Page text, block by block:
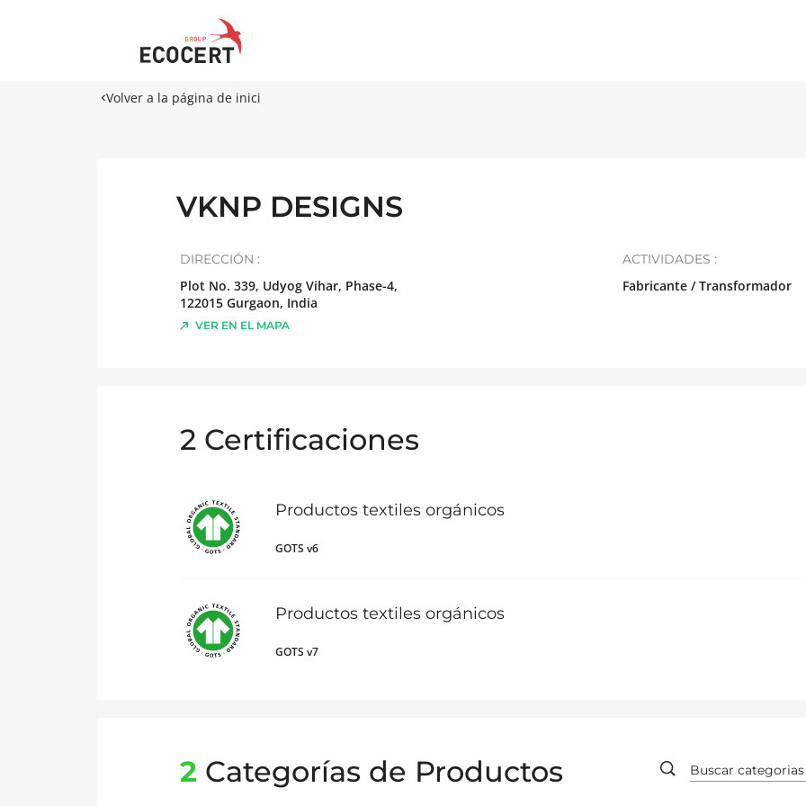
Volver a la página de inici
VKNP DESIGNS
DIRECCIÓN :
Plot No. 339, Udyog Vihar, Phase-4,
122015 Gurgaon, India
VER EN EL MAPA
ACTIVIDADES :
Fabricante / Transformador
2 Certificaciones
Productos textiles orgánicos
GOTS v6
Productos textiles orgánicos
GOTS v7
2 Categorías de Productos